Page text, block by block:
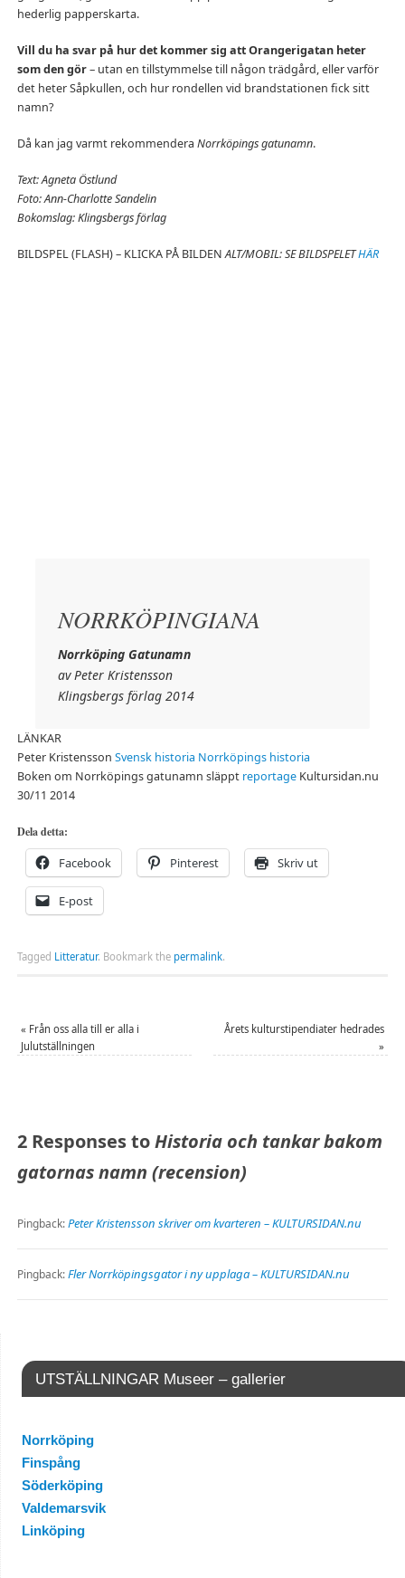
hederlig papperskarta.
Vill du ha svar på hur det kommer sig att Orangerigatan heter
som den gör– utan en tillstymmelse till någon trädgård, eller varför
det heter Såpkullen, och hur rondellen vid brandstationen fick sitt
namn?
Då kan jag varmt rekommendera Norrköpings gatunamn.
Text: Agneta Östlund
Foto: Ann-Charlotte Sandelin
Bokomslag: Klingsbergs förlag
BILDSPEL (FLASH) – KLICKA PÅ BILDENALT/MOBIL: SE BILDSPELETHÄR
NORRKÖPINGIANA
Norrköping Gatunamn
av Peter Kristensson
Klingsbergs förlag 2014
LÄNKAR
Peter Kristensson Svensk historia Norrköpings historia
Boken om Norrköpings gatunamn släppt reportageKultursidan.nu
30/11 2014
Dela detta:
Facebook Pinterest Skriv ut
E-post
Tagged Litteratur. Bookmark the permalink.
« Från oss alla till er alla i
Julutställningen
Årets kulturstipendiater hedrades
»
2 Responses toHistoria och tankar bakom
gatornas namn (recension)
Pingback:Peter Kristensson skriver om kvarteren – KULTURSIDAN.nu
Pingback:Fler Norrköpingsgator i ny upplaga – KULTURSIDAN.nu
UTSTÄLLNINGAR Museer – gallerier
Norrköping
Finspång
Söderköping
Valdemarsvik
Linköping